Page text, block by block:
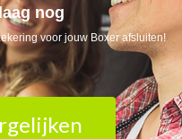
nog
voor jouw Boxer afsluiten!